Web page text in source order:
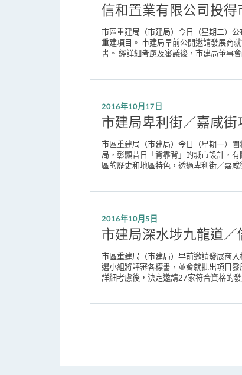
信和置業有限公司投
市區重建局（市建局）今日（星期二）
重建項目。 市建局早前公開邀請發展商
書。 經詳細考慮及審議後，市建局董事
2016年10月17日
市建局卑利街／嘉咸
市區重建局（市建局）今日（星期一）
局，彰顯昔日「背靠背」的城市設計，
區的歷史和地區特色，透過卑利街／嘉
2016年10月5日
市建局深水埗九龍道
市區重建局（市建局）早前邀請發展商
選小組將評審各標書，並會就批出項目
詳細考慮後，決定邀請27家符合資格的